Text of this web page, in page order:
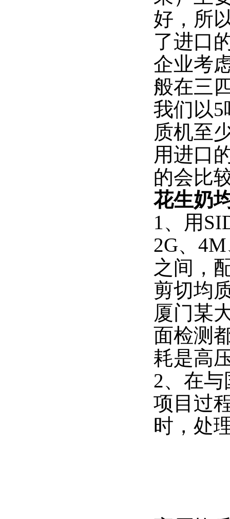
好，所
了进口
企业考
般在三
我们以
质机至
用进口
的会比
花生奶
1、用
2G、
之间，
剪切均
厦门某
面检测
耗是高
2、在
项目过
时，处